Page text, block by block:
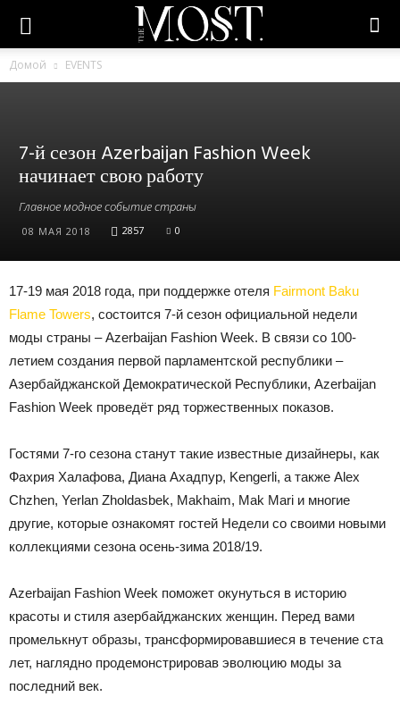
Домой EVENTS
7-й сезон Azerbaijan Fashion Week
начинает свою работу
Главное модное событие страны
08 МАЯ 2018 2857 0
17-19 мая 2018 года, при поддержке отеля Fairmont Baku
Flame Towers, состоится 7-й сезон официальной недели
моды страны – Azerbaijan Fashion Week. В связи со 100-
летием создания первой парламентской республики –
Азербайджанской Демократической Республики, Azerbaijan
Fashion Week проведёт ряд торжественных показов.
Гостями 7-го сезона станут такие известные дизайнеры, как
Фахрия Халафова, Диана Ахадпур, Kengerli, а также Alex
Chzhen, Yerlan Zholdasbek, Makhaim, Mak Mari и многие
другие, которые ознакомят гостей Недели со своими новыми
коллекциями сезона осень-зима 2018/19.
Azerbaijan Fashion Week поможет окунуться в историю
красоты и стиля азербайджанских женщин. Перед вами
промелькнут образы, трансформировавшиеся в течение ста
лет, наглядно продемонстрировав эволюцию моды за
последний век.